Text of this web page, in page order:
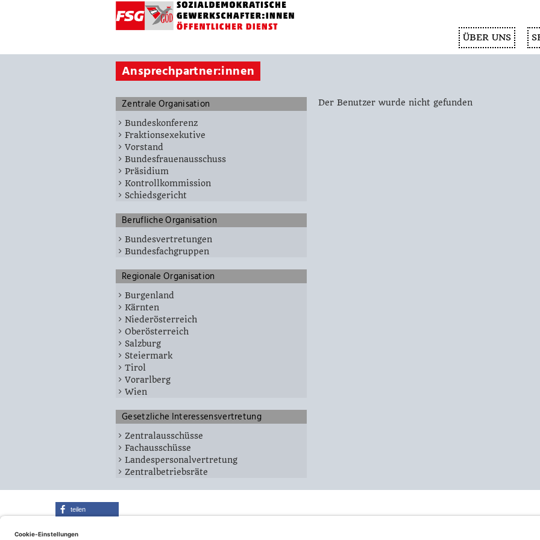
ÜBER UNS
Ansprechpartner:innen
Zentrale Organisation
Bundeskonferenz
Fraktionsexekutive
Vorstand
Bundesfrauenausschuss
Präsidium
Kontrollkommission
Schiedsgericht
Berufliche Organisation
Bundesvertretungen
Bundesfachgruppen
Regionale Organisation
Burgenland
Kärnten
Niederösterreich
Oberösterreich
Salzburg
Steiermark
Tirol
Vorarlberg
Wien
Gesetzliche Interessensvertretung
Zentralausschüsse
Fachausschüsse
Landespersonalvertretung
Zentralbetriebsräte
Der Benutzer wurde nicht gefunden
teilen